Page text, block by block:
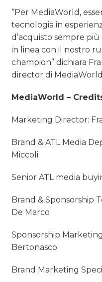
“Per MediaWorld,
tecnologia in
d’acquisto sempre
in linea con il nostro
champion” dichiara
director di
MediaWorld –
Marketing Director:
Brand & ATL Media
Miccoli
Senior ATL media
Brand & Sponsorship
De Marco
Sponsorship
Bertonasco
Brand Marketing